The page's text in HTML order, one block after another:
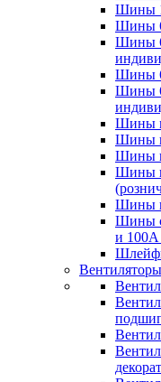
Шины
Шины
Шины
Шины
Шины
Шины
Шины
Шины
Шины
Шины
Шины
и